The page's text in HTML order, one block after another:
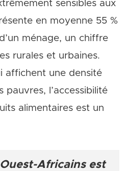
sensibles aux
en moyenne 55 %
ménage, un chiffre
rurales et urbaines.
affichent une densité
pauvres, l’accessibilité
alimentaires est un
Africains est